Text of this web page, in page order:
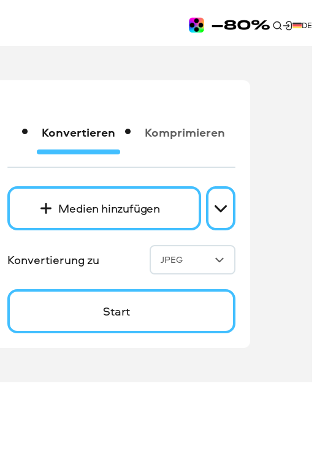
DE
Konvertieren Komprimieren
Medien hinzufügen
Konvertierung zu JPEG
Start